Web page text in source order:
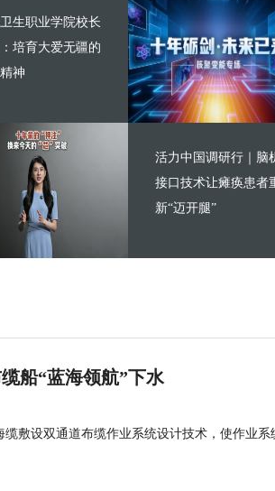
生职业学院校长
培育大爱无疆的
神
活力中国调研行｜脑
接口技术让瘫痪患者
新“迈开腿”
船“蓝海领航”下水
敷设双通道布缆作业系统设计技术，使作业系